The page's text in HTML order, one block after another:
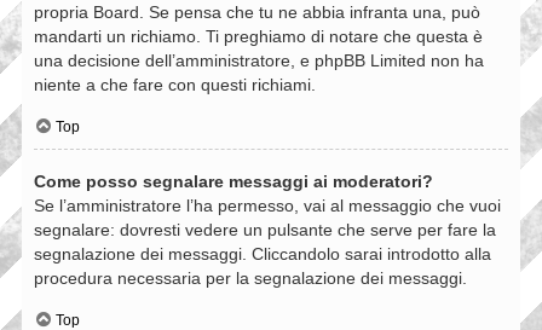
propria Board. Se pensa che tu ne abbia infranta una, può
mandarti un richiamo. Ti preghiamo di notare che questa è
una decisione dell’amministratore, e phpBB Limited non ha
niente a che fare con questi richiami.
Top
Come posso segnalare messaggi ai moderatori?
Se l’amministratore l’ha permesso, vai al messaggio che vuoi
segnalare: dovresti vedere un pulsante che serve per fare la
segnalazione dei messaggi. Cliccandolo sarai introdotto alla
procedura necessaria per la segnalazione dei messaggi.
Top